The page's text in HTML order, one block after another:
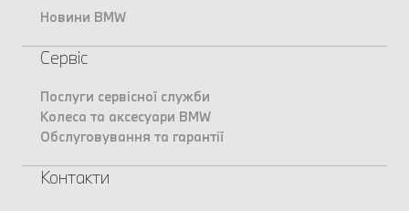
Новини BMW
Сервіс
Послуги сервісної служби
Колеса та аксесуари BMW
Обслуговування та гарантії
Контакти